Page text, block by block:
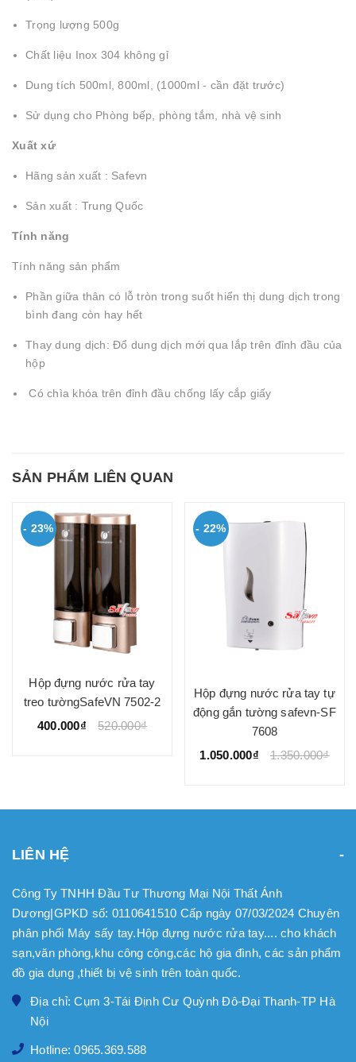
Trọng lượng 500g
Chất liệu Inox 304 không gỉ
Dung tích 500ml, 800ml, (1000ml - cần đặt trước)
Sử dụng cho Phòng bếp, phòng tắm, nhà vệ sinh
Xuất xứ
Hãng sản xuất : Safevn
Sản xuất : Trung Quốc
Tính năng
Tính năng sản phẩm
Phần giữa thân có lỗ tròn trong suốt hiển thị dung dịch trong
bình đang còn hay hết
Thay dung dịch: Đổ dung dịch mới qua lắp trên đỉnh đầu của
hộp
Có chìa khóa trên đỉnh đầu chống lấy cắp giấy
SẢN PHẨM LIÊN QUAN
- 23%
Hộp đựng nước rửa tay
treo tườngSafeVN 7502-2
400.000₫
520.000₫
- 22%
Hộp đựng nước rửa tay tự
động gắn tường safevn-SF
7608
1.050.000₫
1.350.000₫
LIÊN HỆ
Công Ty TNHH Đầu Tư Thương Mại Nội Thất Ánh
Dương|GPKD số: 0110641510 Cấp ngày 07/03/2024 Chuyên
phân phối Máy sấy tay.Hộp đựng nước rửa tay.... cho khách
sạn,văn phòng,khu công cộng,các hộ gia đình, các sản phẩm
đồ gia dụng ,thiết bị vệ sinh trên toàn quốc.
Địa chỉ: Cụm 3-Tái Định Cư Quỳnh Đô-Đại Thanh-TP Hà
Nội
Hotline: 0965.369.588